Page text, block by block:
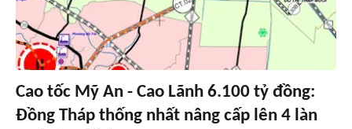
Cao tốc Mỹ An - Cao Lãnh 6.100 tỷ đồng:
Đồng Tháp thống nhất nâng cấp lên 4 làn